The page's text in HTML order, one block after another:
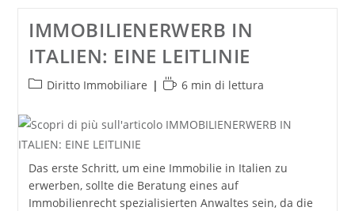
Rechtswirksam
Vereinbaren
IMMOBILIENERWERB IN
ITALIEN: EINE LEITLINIE
Categoria
Diritto Immobiliare
Tempo
lettura:
6 min di lettura
Das erste Schritt, um eine Immobilie in Italien zu
erwerben, sollte die Beratung eines auf
Immobilienrecht spezialisierten Anwaltes sein, da die